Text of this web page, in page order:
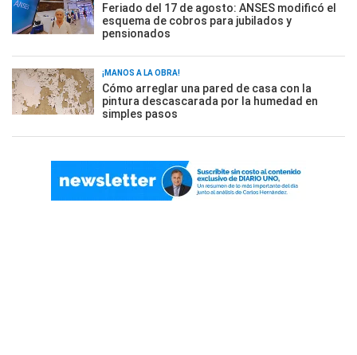
Feriado del 17 de agosto: ANSES modificó el
esquema de cobros para jubilados y
pensionados
¡MANOS A LA OBRA!
Cómo arreglar una pared de casa con la
pintura descascarada por la humedad en
simples pasos